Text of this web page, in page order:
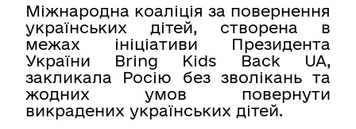
Міжнародна коаліція за повернення
українських дітей, створена в
межах ініціативи Президента
України Bring Kids Back UA,
закликала Росію без зволікань та
жодних умов повернути
викрадених українських дітей.